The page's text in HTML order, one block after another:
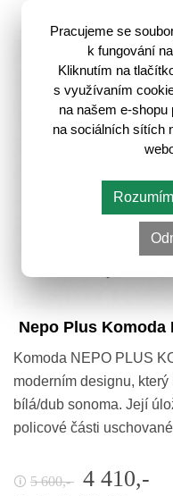
Nepo Plus Komoda
Komoda NEPO PLUS
moderním designu,
bílá/dub sonoma. Její
policové části
🛈 5 600,- 4 410,-
Pracujeme se
k fungování
Kliknutím na
s využívaním
na našem e-
na sociálních sítích
Rozumím